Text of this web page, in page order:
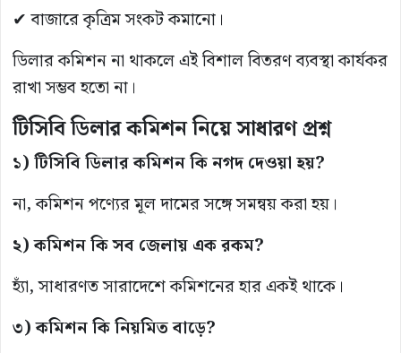
✔ বাজারে কৃত্রিম সংকট কমানো।
ডিলার কমিশন না থাকলে এই বিশাল বিতরণ ব্যবস্থা কার্যকর
রাখা সম্ভব হতো না।
টিসিবি ডিলার কমিশন নিয়ে সাধারণ প্রশ্ন
১) টিসিবি ডিলার কমিশন কি নগদ দেওয়া হয়?
না, কমিশন পণ্যের মূল দামের সঙ্গে সমন্বয় করা হয়।
২) কমিশন কি সব জেলায় এক রকম?
হ্যাঁ, সাধারণত সারাদেশে কমিশনের হার একই থাকে।
৩) কমিশন কি নিয়মিত বাড়ে?